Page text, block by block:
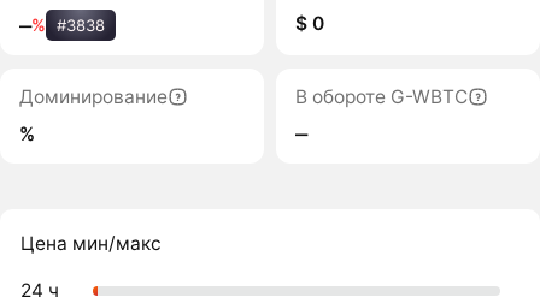
‒% #3838
$ 0
Доминирование
%
В обороте G-WBTC
‒
Цена мин/макс
24 ч